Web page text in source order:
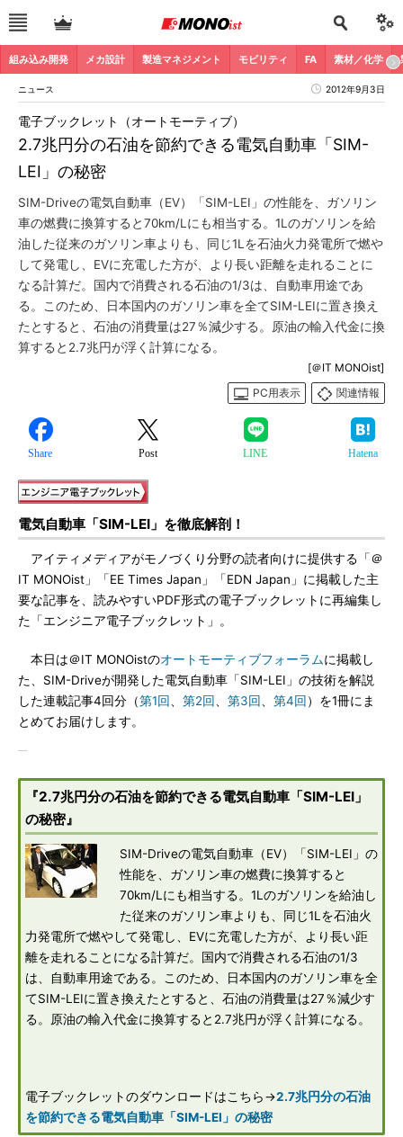
組み込み開発 メカ設計 製造マネジメント モビリティ FA 素材／化学
ニュース 2012年9月3日
2.7兆円分の石油を節約できる電気自動車「SIM-
LEI」の秘密
電子ブックレット（オートモーティブ）
SIM-Driveの電気自動車（EV）「SIM-LEI」の性能を、ガソリン
車の燃費に換算すると70km/Lにも相当する。1Lのガソリンを給
油した従来のガソリン車よりも、同じ1Lを石油火力発電所で燃や
して発電し、EVに充電した方が、より長い距離を走れることに
なる計算だ。国内で消費される石油の1/3は、自動車用途であ
る。このため、日本国内のガソリン車を全てSIM-LEIに置き換え
たとすると、石油の消費量は27％減少する。原油の輸入代金に換
算すると2.7兆円が浮く計算になる。
[＠IT MONOist]
PC用表示
関連情報
Share Post LINE Hatena
電気自動車「SIM-LEI」を徹底解剖！
アイティメディアがモノづくり分野の読者向けに提供する「＠
IT MONOist」「EE Times Japan」「EDN Japan」に掲載した主
要な記事を、読みやすいPDF形式の電子ブックレットに再編集し
た「エンジニア電子ブックレット」。
本日は＠IT MONOistのオートモーティブフォーラムに掲載し
た、SIM-Driveが開発した電気自動車「SIM-LEI」の技術を解説
した連載記事4回分（第1回 第2回 第3回 第4回 ）を1冊にま
とめてお届けします。
『2.7兆円分の石油を節約できる電気自動車「SIM-LEI」
の秘密』
SIM-Driveの電気自動車（EV）「SIM-LEI」の
性能を、ガソリン車の燃費に換算すると
70km/Lにも相当する。1Lのガソリンを給油し
た従来のガソリン車よりも、同じ1Lを石油火
力発電所で燃やして発電し、EVに充電した方が、より長い距
離を走れることになる計算だ。国内で消費される石油の1/3
は、自動車用途である。このため、日本国内のガソリン車を全
てSIM-LEIに置き換えたとすると、石油の消費量は27％減少す
る。原油の輸入代金に換算すると2.7兆円が浮く計算になる。
電子ブックレットのダウンロードはこちら→2.7兆円分の石油
を節約できる電気自動車「SIM-LEI」の秘密